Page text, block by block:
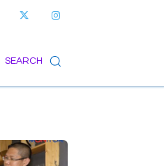
SEARCH